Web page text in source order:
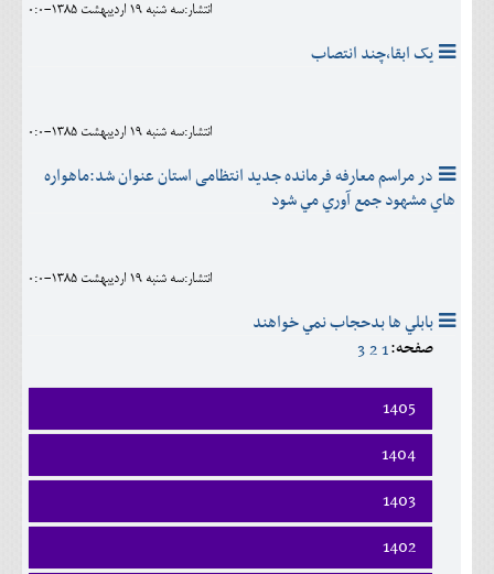
انتشار:سه شنبه 19 ارديبهشت 1385-0:0
يک ابقا،چند انتصاب
انتشار:سه شنبه 19 ارديبهشت 1385-0:0
در مراسم معارفه فرمانده جدید انتظامی استان عنوان شد:ماهواره
هاي مشهود جمع آوري مي شود
انتشار:سه شنبه 19 ارديبهشت 1385-0:0
بابلي ها بدحجاب نمي خواهند
صفحه:1
2
3
1405
فروردين
ارديبهشت
خرداد
تير
مرداد
1404
فروردين
ارديبهشت
خرداد
1403
فروردين
1402